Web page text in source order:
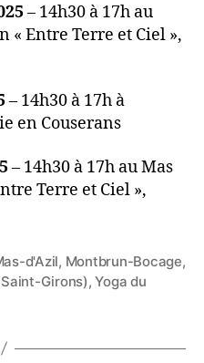
– 14h30 à 17h au
« Entre Terre et Ciel »,
– 14h30 à 17h à
en Couserans
– 14h30 à 17h au Mas
Terre et Ciel »,
d'Azil, Montbrun-Bocage,
Girons),Yoga du